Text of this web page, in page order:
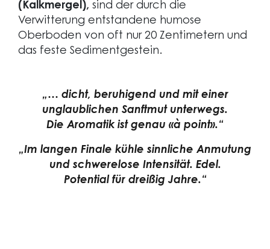
(Kalkmergel), sind der durch die
Verwitterung entstandene humose
Oberboden von oft nur 20 Zentimetern und
das feste Sedimentgestein.
„… dicht, beruhigend und mit einer
unglaublichen Sanftmut unterwegs.
Die Aromatik ist genau «à point».“
„Im langen Finale kühle sinnliche Anmutung
und schwerelose Intensität. Edel.
Potential für dreißig Jahre.“